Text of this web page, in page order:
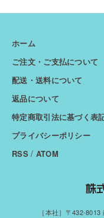
ホーム
ご注文・ご支払について
配送・送料について
返品について
特定商取引法に基づく表
プライバシーポリシー
RSS/ ATOM
［本社］〒432-